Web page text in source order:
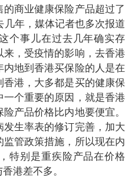
商业健康保险产品超过了
年，媒体记者也多次报道
个事儿在过去几年确实存
，受疫情的影响，去香港
地到香港买保险的人是在
港，大多都是买的健康保
个重要的原因，就是香港
产品价格比内地要便宜。
生率表的修订完善，加大
管政策措施，所以现在内
特别是重疾险产品在价格
港差不多。